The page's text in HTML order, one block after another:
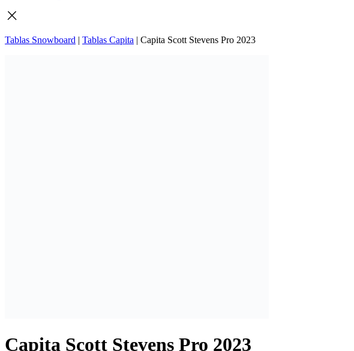
Tablas Snowboard | Tablas Capita | Capita Scott Stevens Pro 2023
Capita Scott Stevens Pro 2023